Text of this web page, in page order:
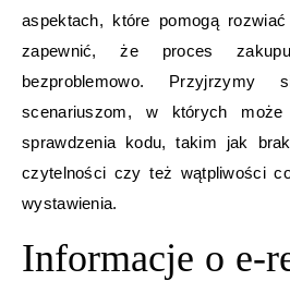
aspektach, które pomogą
zapewnić, że proces
bezproblemowo. Przyjrzymy
scenariuszom, w których
sprawdzenia kodu, takim jak
czytelności czy też wątpliwości
wystawienia.
Informacje o e-